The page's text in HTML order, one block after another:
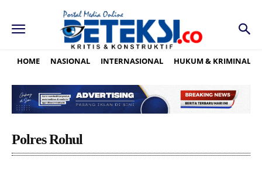
HOME NASIONAL INTERNASIONAL HUKUM & KRIMINAL
Polres Rohul